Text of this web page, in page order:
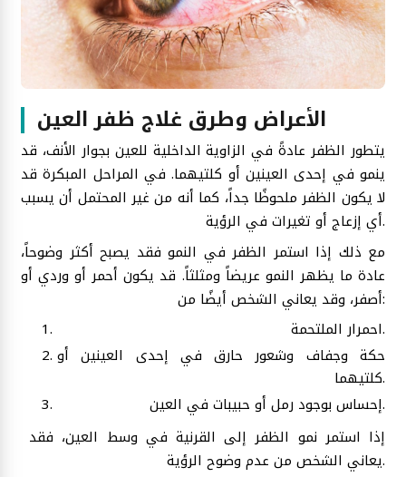
يتطور الظفر عادةً في الزاوية الداخلية للعين بجوار الأنف، قد
ينمو في إحدى العينين أو كلتيهما. في المراحل المبكرة قد
لا يكون الظفر ملحوظًا جداً، كما أنه من غير المحتمل أن يسبب
أي إزعاج أو تغيرات في الرؤية.
مع ذلك إذا استمر الظفر في النمو فقد يصبح أكثر وضوحاً،
عادة ما يظهر النمو عريضاً ومثلثاً. قد يكون أحمر أو وردي أو
أصفر، وقد يعاني الشخص أيضًا من:
احمرار الملتحمة.
حكة وجفاف وشعور حارق في إحدى العينين أو
كلتيهما.
إحساس بوجود رمل أو حبيبات في العين.
يعاني الشخص من عدم وضوح الرؤية.